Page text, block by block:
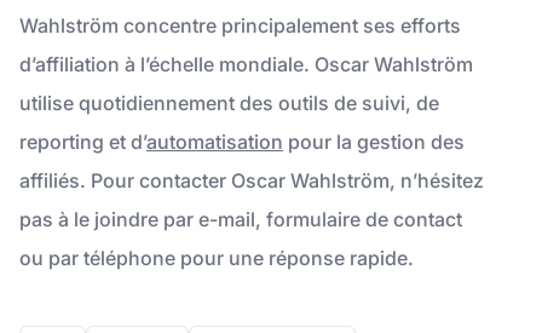
Wahlström concentre principalement ses efforts
d’affiliation à l’échelle mondiale. Oscar Wahlström
utilise quotidiennement des outils de suivi, de
reporting et d’automatisation pour la gestion des
affiliés. Pour contacter Oscar Wahlström, n’hésitez
pas à le joindre par e-mail, formulaire de contact
ou par téléphone pour une réponse rapide.